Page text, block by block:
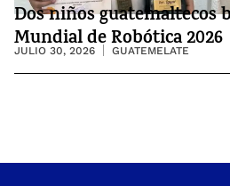
Dos niños guatemaltecos
Mundial de Robótica 2026
JULIO 30, 2026 GUATEMELATE